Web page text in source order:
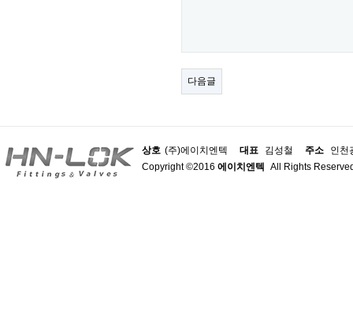
다음글
상호 (주)에이치엔텍 대표 김성철 주소
인천
Copyright ©2016 에이치엔텍 All Rights